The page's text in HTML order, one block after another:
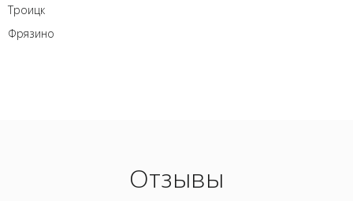
Троицк
Фрязино
Отзывы